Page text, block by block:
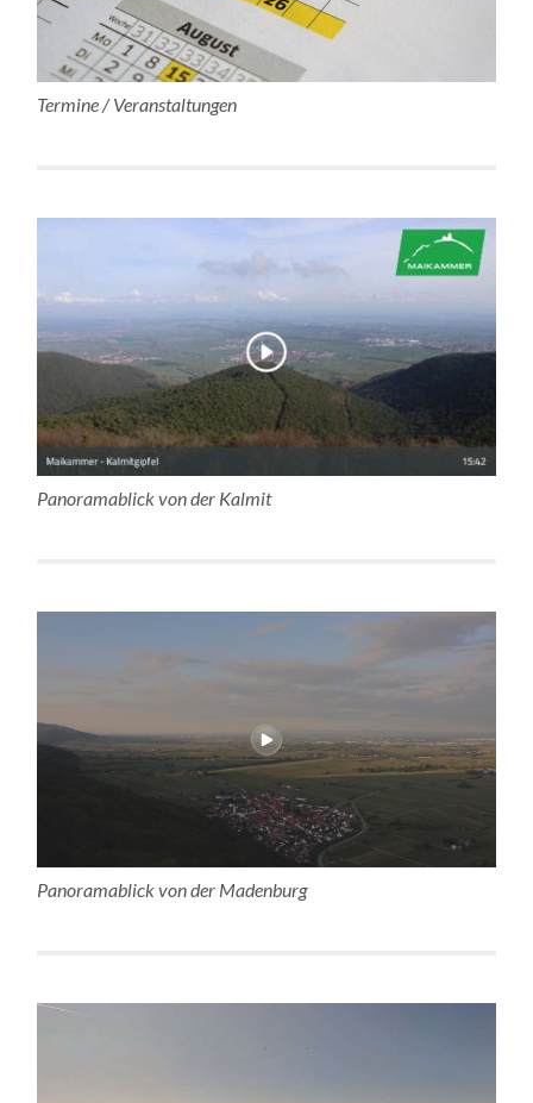
Termine / Veranstaltungen
Panoramablick von der Kalmit
Panoramablick von der Madenburg